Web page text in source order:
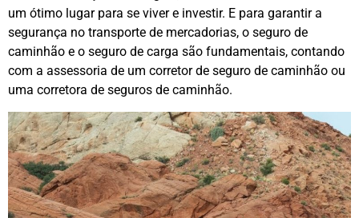
um ótimo lugar para se viver e investir. E para garantir a
segurança no transporte de mercadorias, o seguro de
caminhão e o seguro de carga são fundamentais, contando
com a assessoria de um corretor de seguro de caminhão ou
uma corretora de seguros de caminhão.